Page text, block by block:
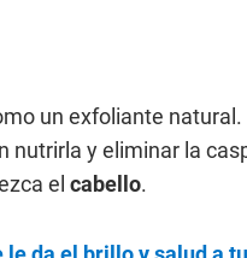
un exfoliante
y eliminar la
el cabello.